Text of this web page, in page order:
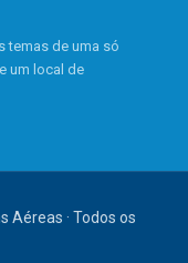
temas de uma só
um local de
Aéreas · Todos os